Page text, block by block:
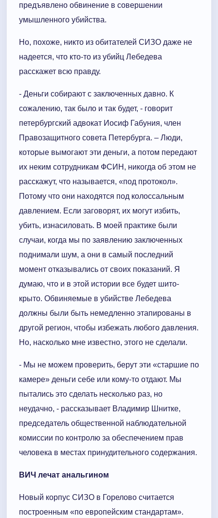
предъявлено обвинение в совершении
умышленного убийства.
Но, похоже, никто из обитателей СИЗО даже не
надеется, что кто-то из убийц Лебедева
расскажет всю правду.
- Деньги собирают с заключенных давно. К
сожалению, так было и так будет, - говорит
петербургский адвокат Иосиф Габуния, член
Правозащитного совета Петербурга. – Люди,
которые вымогают эти деньги, а потом передают
их неким сотрудникам ФСИН, никогда об этом не
расскажут, что называется, «под протокол».
Потому что они находятся под колоссальным
давлением. Если заговорят, их могут избить,
убить, изнасиловать. В моей практике были
случаи, когда мы по заявлению заключенных
поднимали шум, а они в самый последний
момент отказывались от своих показаний. Я
думаю, что и в этой истории все будет шито-
крыто. Обвиняемые в убийстве Лебедева
должны были быть немедленно этапированы в
другой регион, чтобы избежать любого давления.
Но, насколько мне известно, этого не сделали.
- Мы не можем проверить, берут эти «старшие по
камере» деньги себе или кому-то отдают. Мы
пытались это сделать несколько раз, но
неудачно, - рассказывает Владимир Шнитке,
председатель общественной наблюдательной
комиссии по контролю за обеспечением прав
человека в местах принудительного содержания.
ВИЧ лечат анальгином
Новый корпус СИЗО в Горелово считается
построенным «по европейским стандартам».